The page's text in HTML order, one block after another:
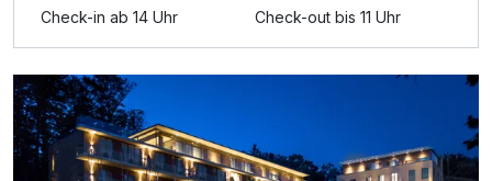
Check-in ab 14 Uhr Check-out bis 11 Uhr